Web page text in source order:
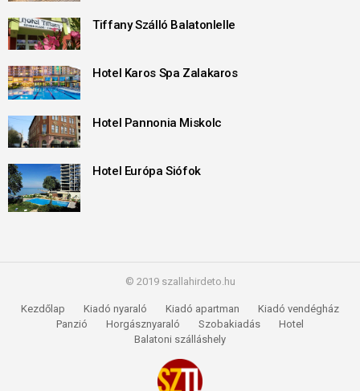
Tiffany Szálló Balatonlelle
Hotel Karos Spa Zalakaros
Hotel Pannonia Miskolc
Hotel Európa Siófok
© 2019 szallahirdeto.hu
Kezdőlap Kiadó nyaraló Kiadó apartman
Kiadó vendégház
Panzió
Horgásznyaraló Szobakiadás
Hotel
Balatoni szálláshely